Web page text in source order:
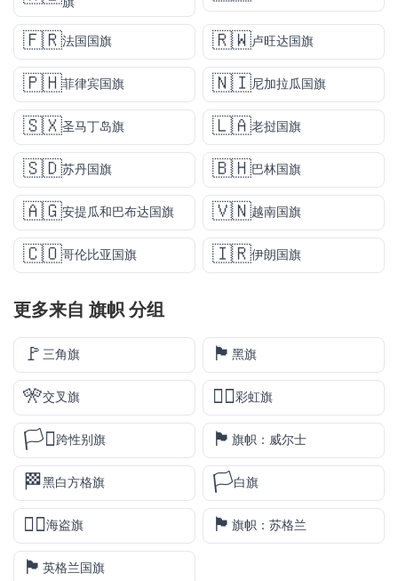
🇫🇷法国国旗 🇷🇼卢旺达国旗
🇵🇭菲律宾国旗 🇳🇮尼加拉瓜国旗
🇸🇽圣马丁岛旗 🇱🇦老挝国旗
🇸🇩苏丹国旗 🇧🇭巴林国旗
🇦🇬安提瓜和巴布达国旗 🇻🇳越南国旗
🇨🇴哥伦比亚国旗 🇮🇷伊朗国旗
更多来自 旗帜分组
🚩 三角旗 🏴 黑旗
🎌交叉旗 🏳️‍🌈彩虹旗
🏳️‍⚧️跨性别旗 🏴󠁧󠁢󠁷󠁬󠁳󠁿 旗帜：威尔士
🏁黑白方格旗 🏳️白旗
🏴‍☠️海盗旗 🏴󠁧󠁢󠁳󠁣󠁴󠁿 旗帜：苏格兰
🏴󠁧󠁢󠁥󠁮󠁧󠁿 英格兰国旗